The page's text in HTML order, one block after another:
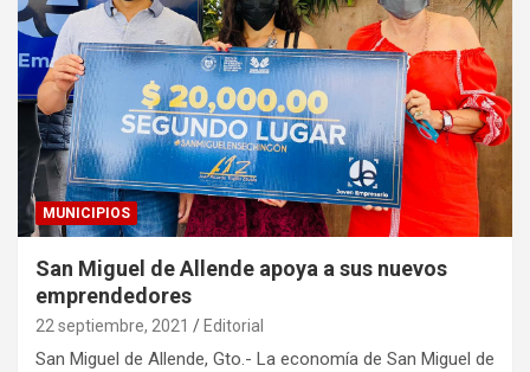
MUNICIPIOS
San Miguel de Allende apoya a sus nuevos
emprendedores
22 septiembre, 2021 Editorial
San Miguel de Allende, Gto.- La economía de San Miguel de